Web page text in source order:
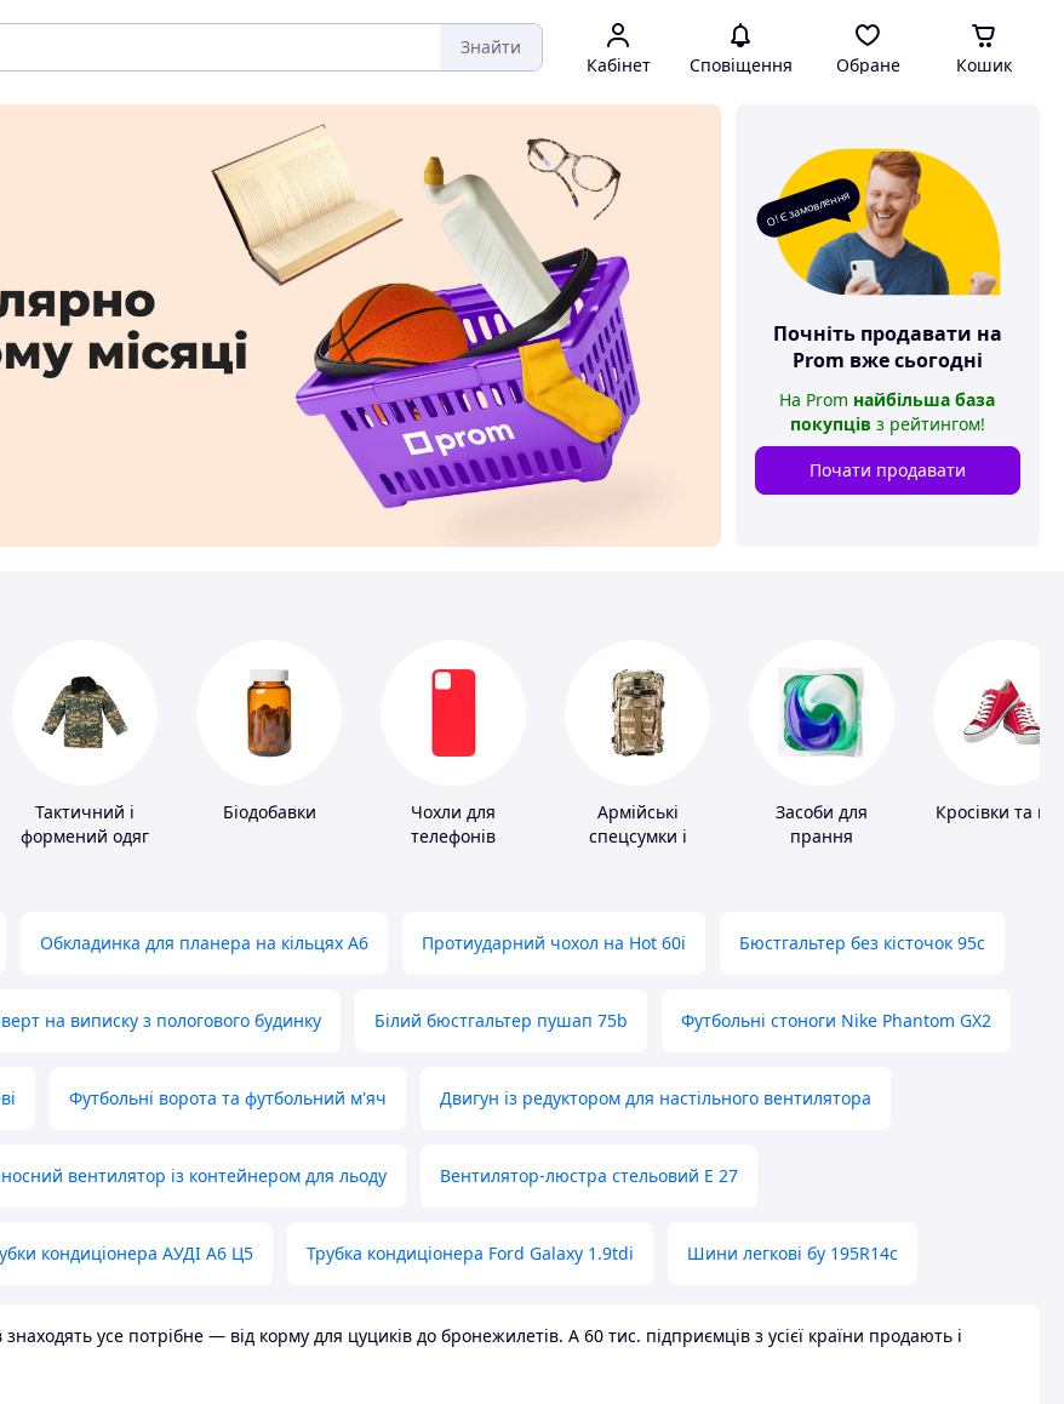
Знайти
Кабінет Сповіщення Обране Кошик
О! Є замовлення
Почніть продавати на
Prom вже сьогодні
На Prom найбільша база
покупців з рейтингом!
Почати продавати
Тактичний і
формений одяг
Біодобавки
Чохли для
телефонів
Армійські
спецсумки і
Засоби для
прання
Кросівки та
Обкладинка для планера на кільцях А6 Протиударний чохол на Hot 60i Бюстгальтер без кісточок 95с
на виписку з пологового будинку Білий бюстгальтер пушап 75b Футбольні стоноги Nike Phantom GX2
Футбольні ворота та футбольний м'яч Двигун із редуктором для настільного вентилятора
вентилятор із контейнером для льоду Вентилятор-люстра стельовий E 27
кондиціонера АУДІ А6 Ц5 Трубка кондиціонера Ford Galaxy 1.9tdi Шини легкові бу 195R14c
усе потрібне — від корму для цуциків до бронежилетів. А 60 тис. підприємців з усієї країни продають і